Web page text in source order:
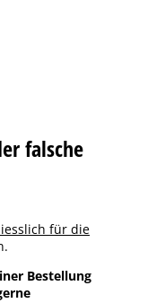
falsche
für die
Bestellung